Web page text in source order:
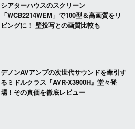
シアターハウスのスクリーン
「WCB2214WEM」で100型＆高画質をリ
ビングに！ 壁投写との画質比較も
デノンAVアンプの次世代サウンドを牽引す
るミドルクラス『AVR-X3900H』堂々登
場！その真価を徹底レビュー